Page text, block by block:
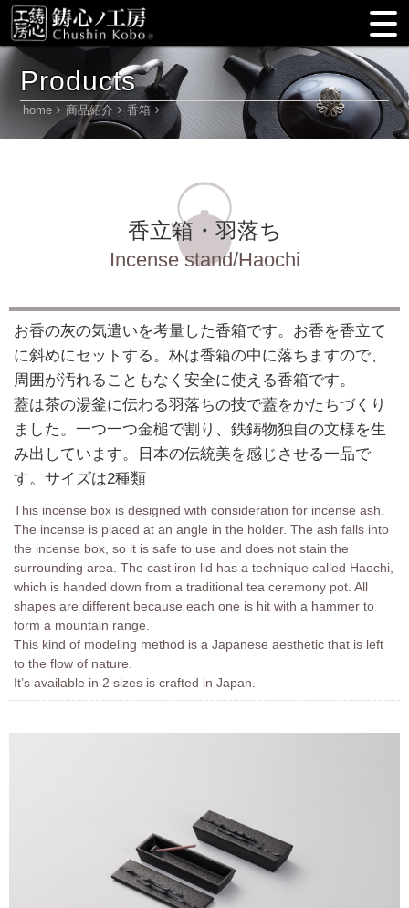
Products
home 商品紹介 香箱
香立箱・羽落ち
Incense stand/Haochi
お香の灰の気遣いを考量した香箱です。お香を香立て
に斜めにセットする。杯は香箱の中に落ちますので、
周囲が汚れることもなく安全に使える香箱です。
蓋は茶の湯釜に伝わる羽落ちの技で蓋をかたちづくり
ました。一つ一つ金槌で割り、鉄鋳物独自の文様を生
み出しています。日本の伝統美を感じさせる一品で
す。サイズは2種類
This incense box is designed with consideration for incense ash.
The incense is placed at an angle in the holder. The ash falls into
the incense box, so it is safe to use and does not stain the
surrounding area. The cast iron lid has a technique called Haochi,
which is handed down from a traditional tea ceremony pot. All
shapes are different because each one is hit with a hammer to
form a mountain range.
This kind of modeling method is a Japanese aesthetic that is left
to the flow of nature.
It’s available in 2 sizes is crafted in Japan.